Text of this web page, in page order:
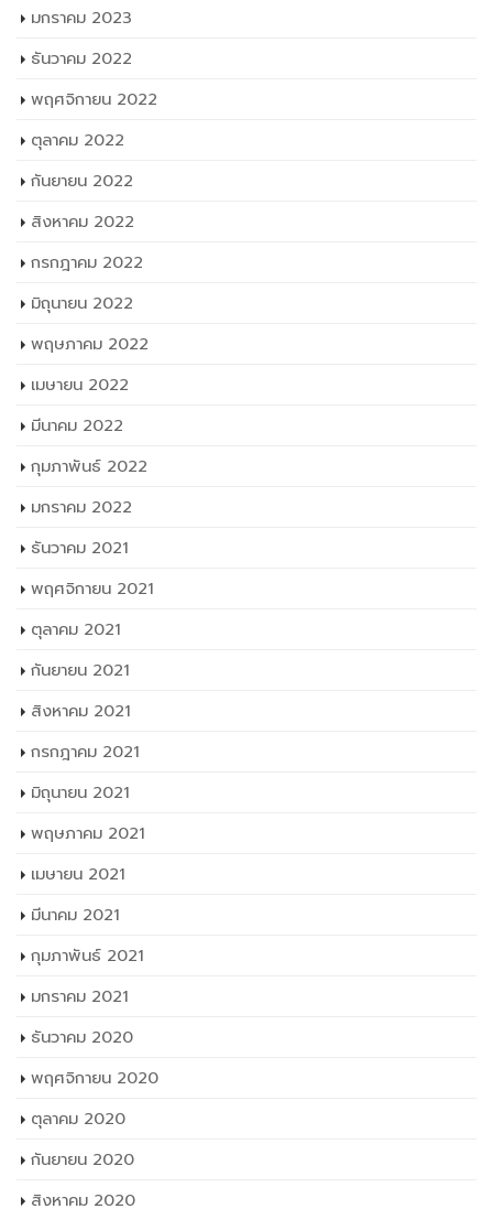
มกราคม 2023
ธันวาคม 2022
พฤศจิกายน 2022
ตุลาคม 2022
กันยายน 2022
สิงหาคม 2022
กรกฎาคม 2022
มิถุนายน 2022
พฤษภาคม 2022
เมษายน 2022
มีนาคม 2022
กุมภาพันธ์ 2022
มกราคม 2022
ธันวาคม 2021
พฤศจิกายน 2021
ตุลาคม 2021
กันยายน 2021
สิงหาคม 2021
กรกฎาคม 2021
มิถุนายน 2021
พฤษภาคม 2021
เมษายน 2021
มีนาคม 2021
กุมภาพันธ์ 2021
มกราคม 2021
ธันวาคม 2020
พฤศจิกายน 2020
ตุลาคม 2020
กันยายน 2020
สิงหาคม 2020